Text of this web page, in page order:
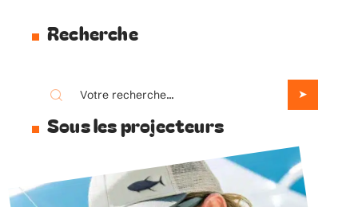
Recherche
Sous les projecteurs